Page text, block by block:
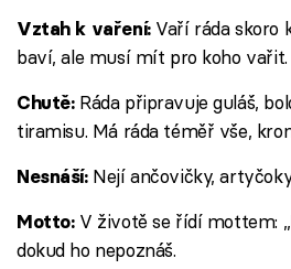
Vztah k vaření:Vaří ráda skoro
baví, ale musí mít pro koho vařit.
Chutě:Ráda připravuje guláš,
tiramisu. Má ráda téměř vše,
Nesnáší:Nejí ančovičky,
Motto:V životě se řídí mottem:
dokud ho nepoznáš.